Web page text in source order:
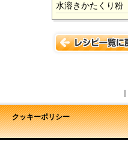
水溶きかたくり粉
クッキーポリシー